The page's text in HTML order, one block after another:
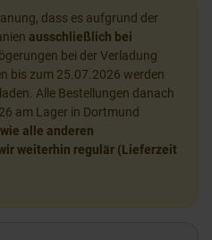
dass es aufgrund der
ausschließlich bei
bei der Verladung
bis zum 25.07.2026 werden
Alle Bestellungen danach
am Lager in Dortmund
alle anderen
weiterhin regulär (Lieferzeit